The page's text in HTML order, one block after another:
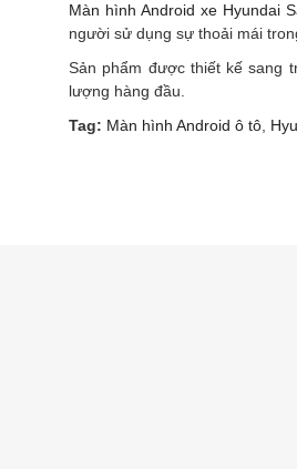
Màn hình Android xe Hyundai
người sử dụng sự thoải mái
Sản phẩm được thiết kế sang
lượng hàng đầu.
Tag: Màn hình Android ô tô